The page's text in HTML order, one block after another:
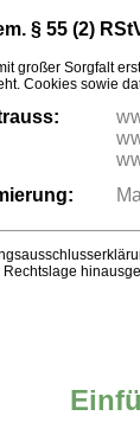
§ 55 (2)
großer Sorgfalt
Cookies sowie